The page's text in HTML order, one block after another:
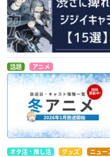
話題 アニメ
オタ活・推し活 グッズ ニュー